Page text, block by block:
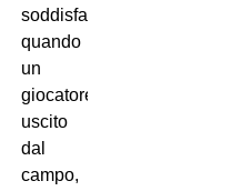
soddisfatto
quando
un
giocatore,
uscito
dal
campo,